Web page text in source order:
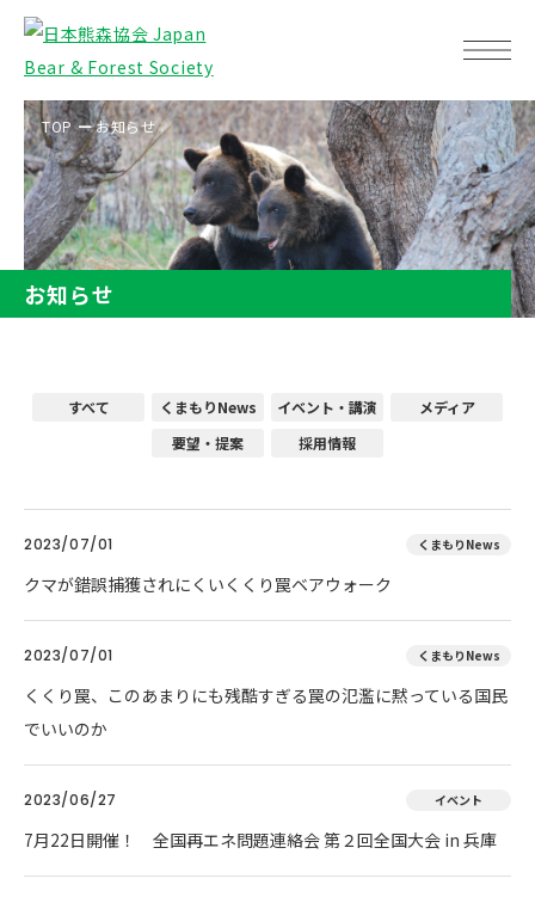
TOP お知らせ
お知らせ
すべて くまもりNews イベント・講演
メディア
要望・提案
採用情報
2023/07/01 くまもりNews
クマが錯誤捕獲されにくいくくり罠ベアウォーク
2023/07/01 くまもりNews
くくり罠、このあまりにも残酷すぎる罠の氾濫に黙っている国民
でいいのか
2023/06/27 イベント
7月22日開催！ 全国再エネ問題連絡会 第２回全国大会 in 兵庫